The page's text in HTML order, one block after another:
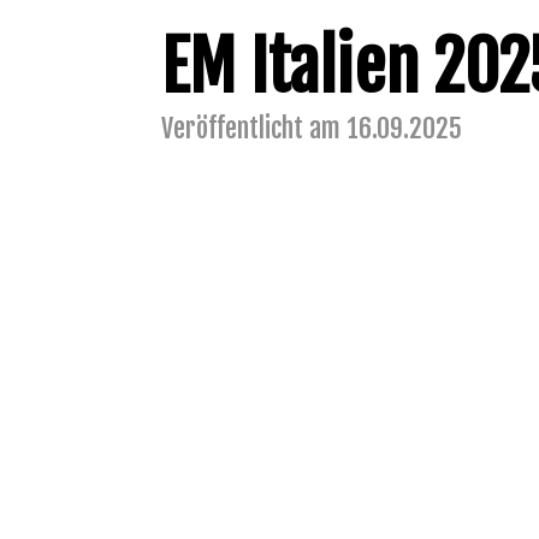
EM Italien
Veröffentlicht am 16.09.2025